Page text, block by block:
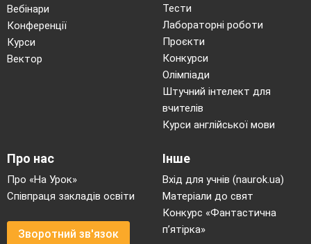
Вебінари
Конференції
Курси
Вектор
Тести
Лабораторні роботи
Проєкти
Конкурси
Олімпіади
Штучний інтелект для
вчителів
Курси англійської мови
Про нас
Про «На Урок»
Співпраця закладів освіти
Зворотний зв'язок
Інше
Вхід для учнів (naurok.ua)
Матеріали до свят
Конкурс «Фантастична
п’ятірка»